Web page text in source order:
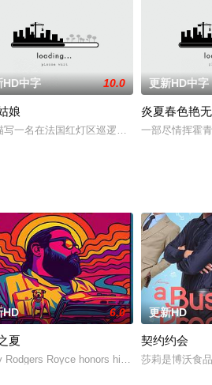
而乔治（加里·库柏 Gary Cooper 饰）
員，顧名思義，他完全順服惡頂女友嚴正
HD中字 10.0
娘
写一名在法国红灯区巡逻的警员，竟然爱上
更新HD中字
炎夏春色艳
一部尽情挥霍
利益化身“深情画家”，步步为营接近倔强
HD 6.0
夏
Rodgers Royce honors his late mother's
更新HD
契约约会
莎莉是博沃食